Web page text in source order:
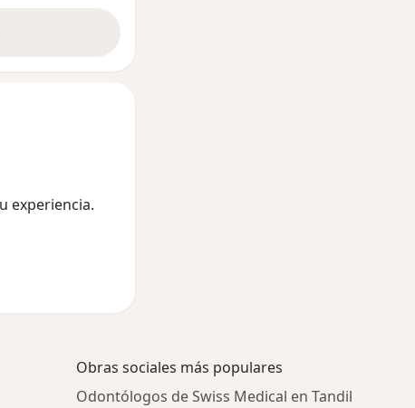
experiencia.
Obras sociales más populares
Odontólogos de Swiss Medical en Tandil